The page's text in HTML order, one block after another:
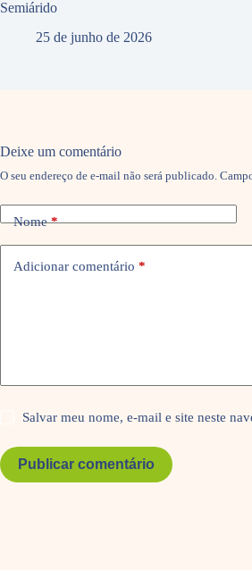
Semiárido
25 de junho de 2026
Deixe um comentário
O seu endereço de e-mail não será publicado.
Nome*
Adicionar comentário *
Salvar meu nome, e-mail e site neste
Publicar comentário